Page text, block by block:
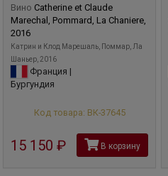
Вино Catherine et Claude
Marechal, Pommard, La Chaniere,
2016
Катрин и Клод Марешаль, Поммар, Ла
Шаньер, 2016
Франция |
Бургундия
Код товара: ВК-37645
15 150 рубВ корзину